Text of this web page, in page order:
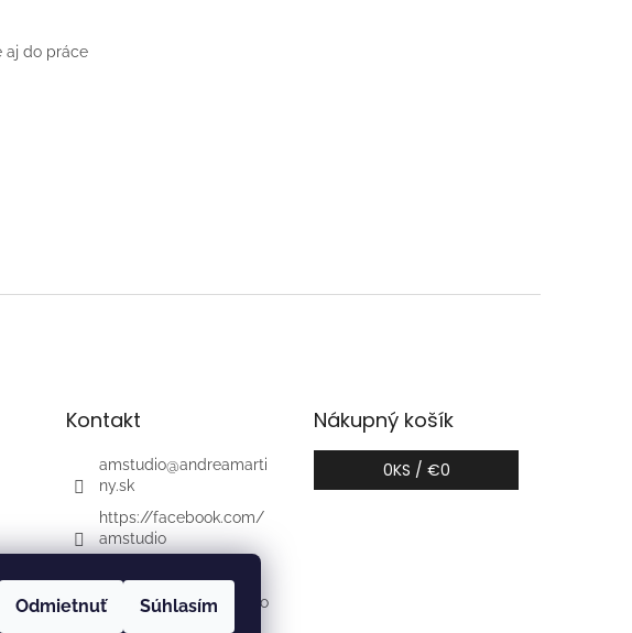
Odmietnuť Súhlasím
aj do práce
Kontakt
amstudio@andreamarti
ny.sk
https://facebook.com/
amstudio
@tiktok.com/am_studio
Nákupný košík
0KS / €0